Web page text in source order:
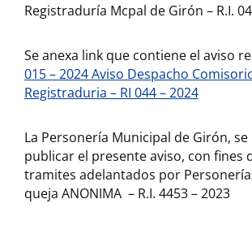
Registraduría Mcpal de Girón – R.I.
Se anexa link que contiene el aviso
015 – 2024 Aviso Despacho
Registraduria – RI 044 – 2024
La Personería Municipal de Girón,
publicar el presente aviso, con fines
tramites adelantados por
queja ANONIMA – R.I. 4453 – 2023